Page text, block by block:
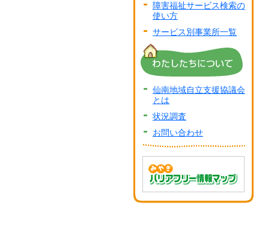
障害福祉サービス検索の
使い方
サービス別事業所一覧
仙南地域自立支援協議会
とは
状況調査
お問い合わせ